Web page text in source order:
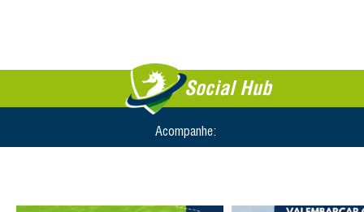
Social Hub
Acompanhe: